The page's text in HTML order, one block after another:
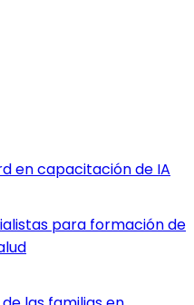
en capacitación de IA
para formación de